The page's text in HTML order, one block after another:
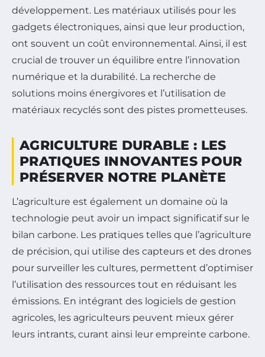
développement. Les matériaux utilisés pour les
gadgets électroniques, ainsi que leur production,
ont souvent un coût environnemental. Ainsi, il est
crucial de trouver un équilibre entre l’innovation
numérique et la durabilité. La recherche de
solutions moins énergivores et l’utilisation de
matériaux recyclés sont des pistes prometteuses.
AGRICULTURE DURABLE : LES
PRATIQUES INNOVANTES POUR
PRÉSERVER NOTRE PLANÈTE
L’agriculture est également un domaine où la
technologie peut avoir un impact significatif sur le
bilan carbone. Les pratiques telles que l’agriculture
de précision, qui utilise des capteurs et des drones
pour surveiller les cultures, permettent d’optimiser
l’utilisation des ressources tout en réduisant les
émissions. En intégrant des logiciels de gestion
agricoles, les agriculteurs peuvent mieux gérer
leurs intrants, curant ainsi leur empreinte carbone.